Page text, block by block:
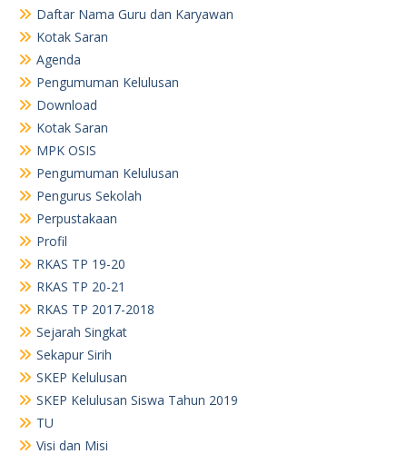
RKAS TP 20-21
RKAS TP 2017-2018
Sejarah Singkat
Sekapur Sirih
SKEP Kelulusan
SKEP Kelulusan Siswa Tahun 2019
TU
Visi dan Misi
TU
TU
RKAS TP. 23-24
Arsip
August 2026
June 2026
May 2026
April 2026
March 2026